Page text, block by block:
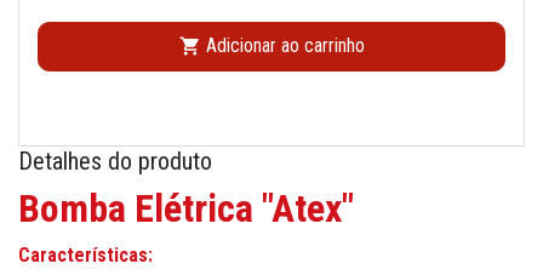
 Adicionar ao carrinho
Detalhes do produto
Bomba Elétrica "Atex"
Características: